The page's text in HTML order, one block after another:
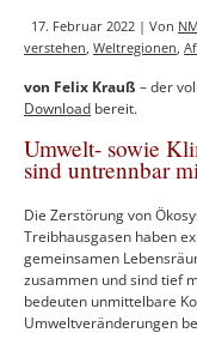
17. Februar 2022 | Von
verstehen, Weltregionen,
von Felix Krauß – der
Download bereit.
Umwelt- sowie
sind untrennbar
Die Zerstörung von
Treibhausgasen haben
gemeinsamen
zusammen und sind tief
bedeuten unmittelbare
Umweltveränderungen